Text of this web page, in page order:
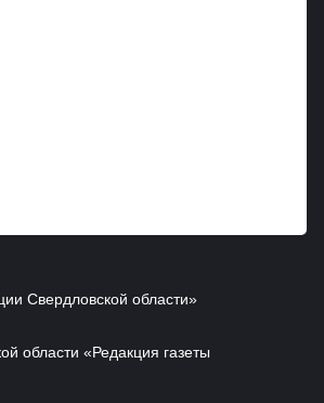
Свердловской области»
области «Редакция газеты